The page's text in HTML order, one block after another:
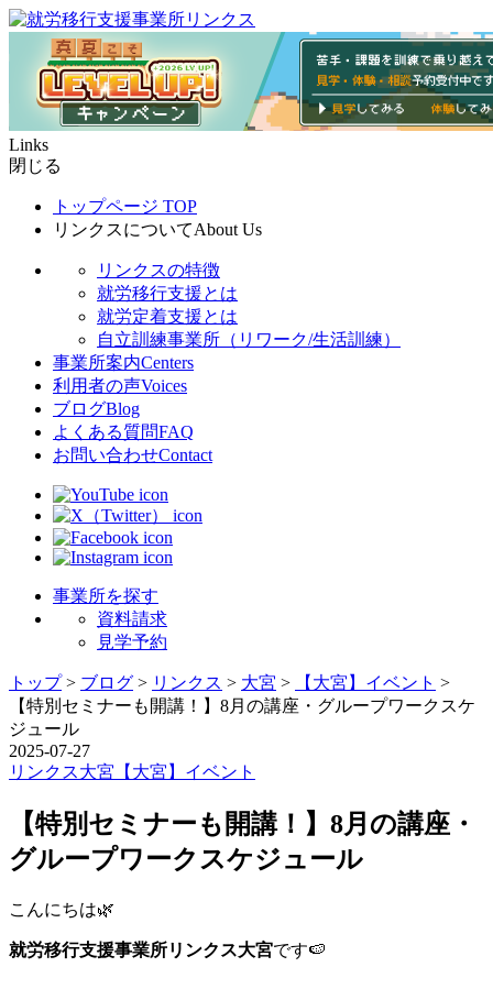
Links
閉じる
トップページ TOP
リンクスについてAbout Us
リンクスの特徴
就労移行支援とは
就労定着支援とは
自立訓練事業所（リワーク/生活訓練）
事業所案内Centers
利用者の声Voices
ブログBlog
よくある質問FAQ
お問い合わせContact
事業所を探す
資料請求
見学予約
トップ> ブログ > リンクス > 大宮 > 【大宮】イベント >
【特別セミナーも開講！】8月の講座・グループワークスケ
ジュール
2025-07-27
リンクス大宮 【大宮】イベント
【特別セミナーも開講！】8月の講座・
グループワークスケジュール
こんにちは🌿
就労移行支援事業所リンクス大宮です🍉